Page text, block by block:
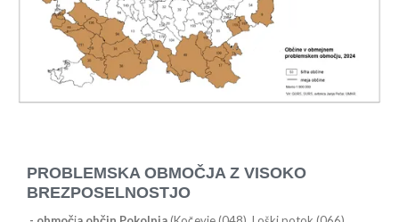
PROBLEMSKA OBMOČJA Z VISOKO
BREZPOSELNOSTJO